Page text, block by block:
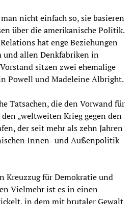
nicht einfach so, sie basieren
über die amerikanische Politik.
hat enge Beziehungen
allen Denkfabriken in
sitzen zwei ehemalige
Powell und Madeleine Albright.
Tatsachen, die den Vorwand für
„weltweiten Krieg gegen den
der seit mehr als zehn Jahren
Innen- und Außenpolitik
Kreuzzug für Demokratie und
Vielmehr ist es in einen
in dem mit brutaler Gewalt